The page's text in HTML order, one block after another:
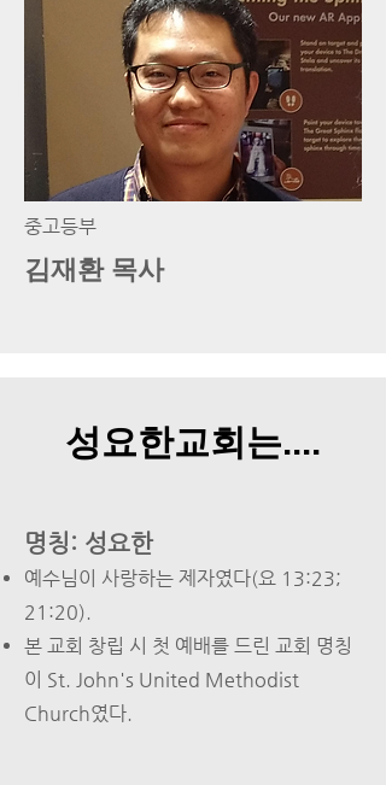
​중고등부
김재환 목사
성요한교회는....
명칭: 성요한
예수님이 사랑하는 제자였다(요 13:23;
21:20).
본 교회 창립 시 첫 예배를 드린 교회 명칭
이 St. John's United Methodist
Church였다.